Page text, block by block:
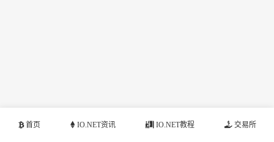
首页 IO.NET资讯 IO.NET教程 交易所